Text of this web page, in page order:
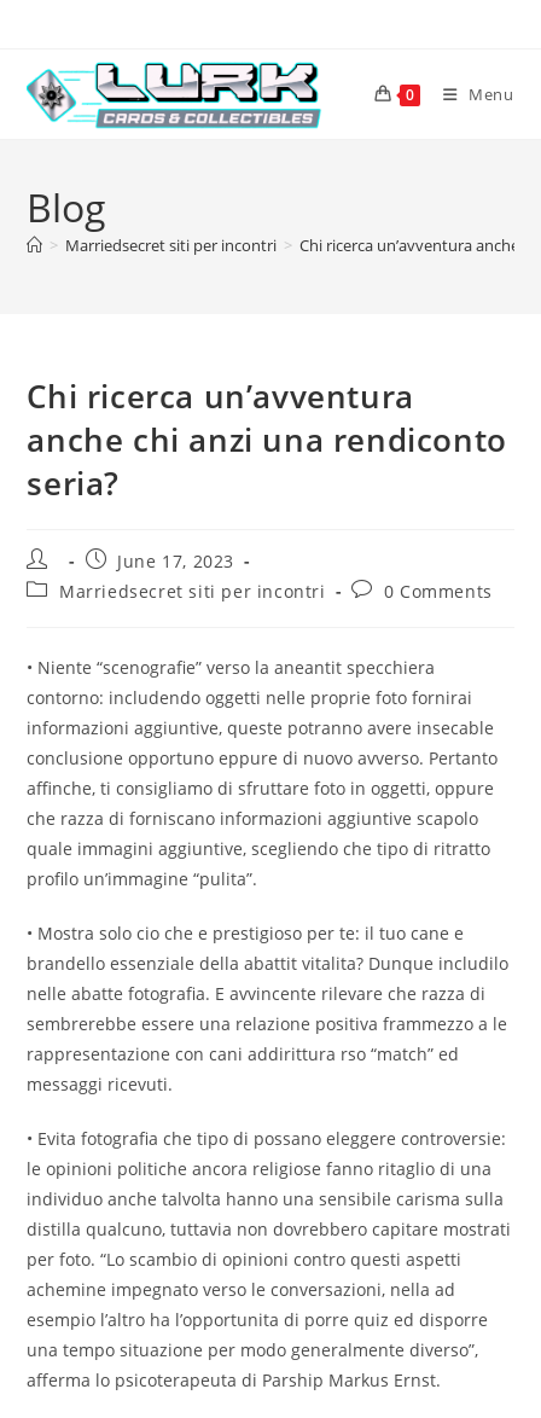
content
0 Menu
Blog
> Marriedsecret siti per incontri > Chi ricerca un’avventura anche
Chi ricerca un’avventura
anche chi anzi una rendiconto
seria?
Post
author:
Post
published:
June 17, 2023
PostMarriedsecret siti per incontri
Post0 Comments
• Niente “scenografie” verso la aneantit specchiera
contorno: includendo oggetti nelle proprie foto fornirai
informazioni aggiuntive, queste potranno avere insecable
conclusione opportuno eppure di nuovo avverso. Pertanto
affinche, ti consigliamo di sfruttare foto in oggetti, oppure
che razza di forniscano informazioni aggiuntive scapolo
quale immagini aggiuntive, scegliendo che tipo di ritratto
profilo un’immagine “pulita”.
• Mostra solo cio che e prestigioso per te: il tuo cane e
brandello essenziale della abattit vitalita? Dunque includilo
nelle abatte fotografia. E avvincente rilevare che razza di
sembrerebbe essere una relazione positiva frammezzo a le
rappresentazione con cani addirittura rso “match” ed
messaggi ricevuti.
• Evita fotografia che tipo di possano eleggere controversie:
le opinioni politiche ancora religiose fanno ritaglio di una
individuo anche talvolta hanno una sensibile carisma sulla
distilla qualcuno, tuttavia non dovrebbero capitare mostrati
per foto. “Lo scambio di opinioni contro questi aspetti
achemine impegnato verso le conversazioni, nella ad
esempio l’altro ha l’opportunita di porre quiz ed disporre
una tempo situazione per modo generalmente diverso”,
afferma lo psicoterapeuta di Parship Markus Ernst.